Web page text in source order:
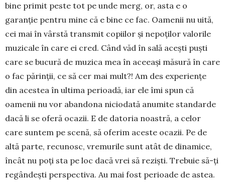
bine primit pes­te tot pe unde merg, or, asta e o
garanţie pentru mi­ne că e bine ce fac. Oamenii nu uită,
cei mai în vârs­­tă transmit copiilor şi nepoţilor valorile
muzi­cale în care ei cred. Când văd în sală aceşti puşti
care se bucură de muzica mea în aceeaşi măsură în care
o fac părinţii, ce să cer mai mult?! Am des experienţe
din acestea în ultima perioadă, iar ele îmi spun că
oamenii nu vor abandona niciodată anu­mite stan­darde
dacă li se oferă ocazii. E de datoria noastră, a celor
care suntem pe scenă, să oferim aceste oca­zii. Pe de
altă parte, recunosc, vremurile sunt atât de dinamice,
încât nu poţi sta pe loc dacă vrei să rezişti. Trebuie să-ţi
regândeşti pers­pectiva. Au mai fost perioade de astea.